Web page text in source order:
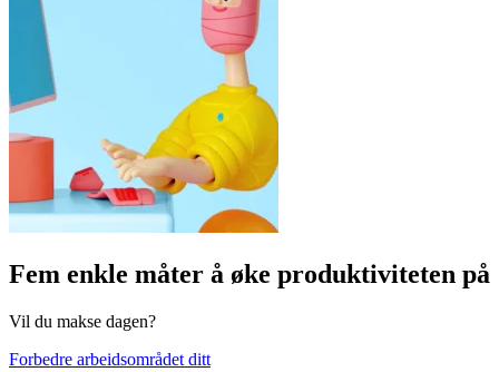
Fem enkle måter å øke produktiviteten på
Vil du makse dagen?
Forbedre arbeidsområdet ditt